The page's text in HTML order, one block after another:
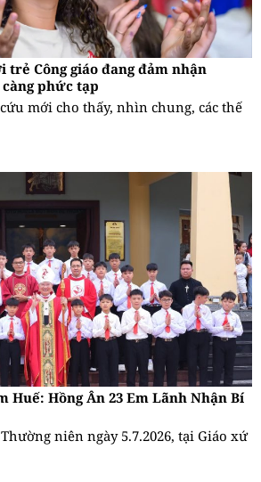
trẻ Công giáo đang đảm nhận
phức tạp
mới cho thấy, nhìn chung, các thế
Huế: Hồng Ân 23 Em Lãnh Nhận Bí
niên ngày 5.7.2026, tại Giáo xứ